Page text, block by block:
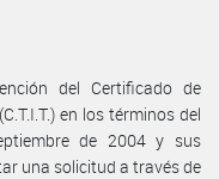
del Certificado de
en los términos del
de 2004 y sus
una solicitud a través de